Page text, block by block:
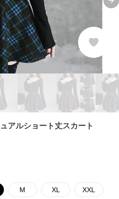
アルショート丈スカート
M XL XXL